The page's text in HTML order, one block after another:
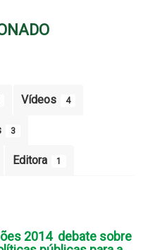
Vídeos 4
3
Editora 1
2014  debate sobre